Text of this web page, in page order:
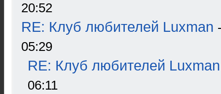
20:52
RE: Клуб любителей Luxman
05:29
RE: Клуб любителей Luxman
06:11